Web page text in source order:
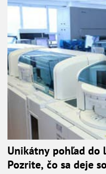
Unikátny pohľad
Pozrite, čo sa deje